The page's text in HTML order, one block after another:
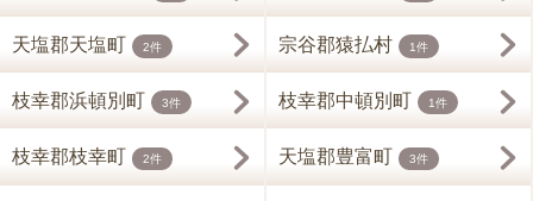
天塩郡天塩町 2件 宗谷郡猿払村 1件
枝幸郡浜頓別町 3件 枝幸郡中頓別町 1件
枝幸郡枝幸町 2件 天塩郡豊富町 3件